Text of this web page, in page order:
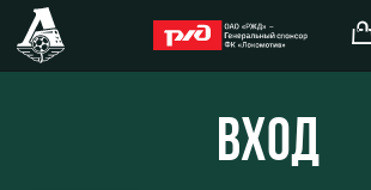
Вход